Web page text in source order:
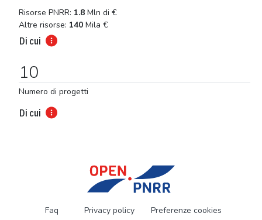
Risorse PNRR: 1.8 Mln di €
Altre risorse: 140 Mila €
Di cui
10
Numero di progetti
Di cui
Faq Privacy policy
Preferenze cookies